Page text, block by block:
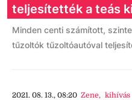
teljesítették a teás
Minden centi számított,
tűzoltók tűzoltóautóval
2021. 08. 13., 08:20 Zene, kihívás